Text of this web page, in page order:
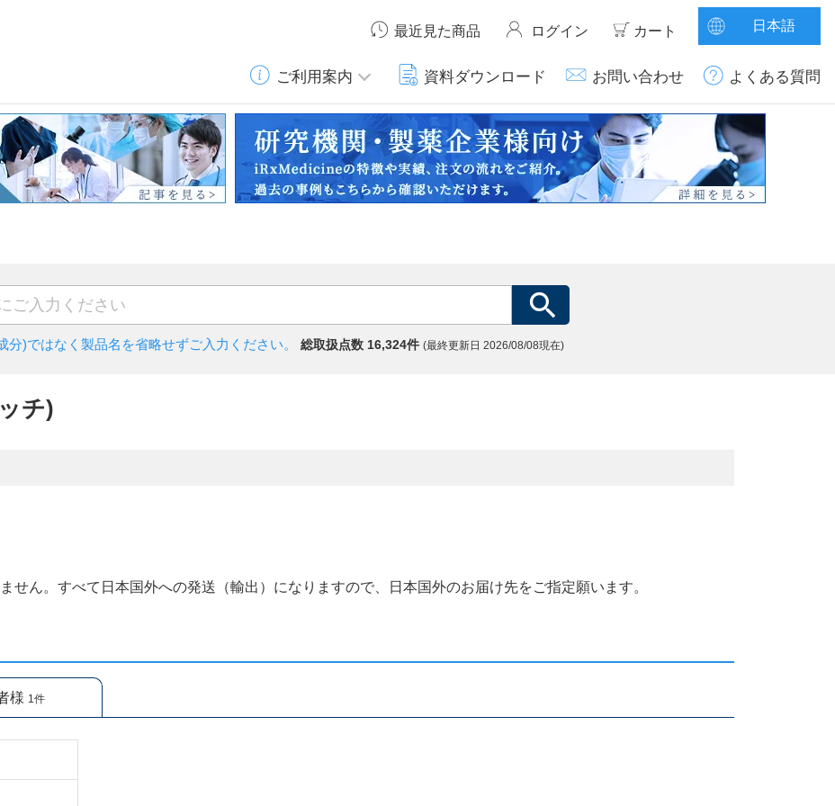
最近見た商品 ログイン カート 日本語
ご利用案内 資料ダウンロード お問い合わせ よくある質問
分)ではなく 製品名を省略せずご入力ください。 総取扱点数 16,324件 (最終更新日 2026/08/08現在)
チ)
ん。すべて日本国外への発送（輸出）になりますので、日本国外のお届け先をご指定願います。
様 1件